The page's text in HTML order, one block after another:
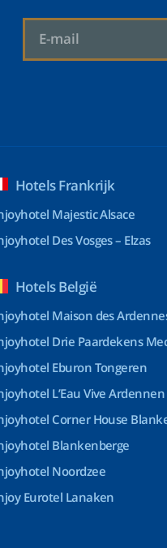
Hotels Frankrijk
Majestic Alsace
Des Vosges – Elzas
Hotels België
Maison des
Drie Paardekens
Eburon Tongeren
L’Eau Vive Ardennen
Corner House
Blankenberge
Noordzee
Eurotel Lanaken